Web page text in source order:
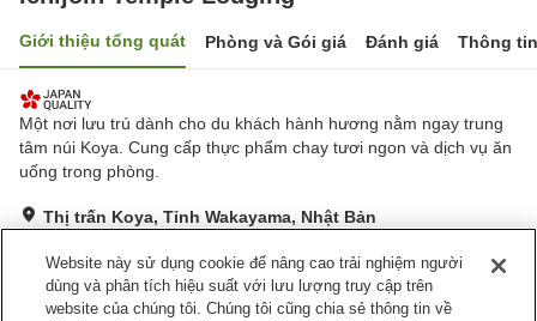
Giới thiệu tổng quát Phòng và Gói giá Đánh giá Thông
Một nơi lưu trú dành cho du khách hành hương nằm ngay trung
tâm núi Koya. Cung cấp thực phẩm chay tươi ngon và dịch vụ ăn
uống trong phòng.
Thị trấn Koya, Tỉnh Wakayama, Nhật Bản
Xuất sắc Đánh giá:119lượt
Website này sử dụng cookie để nâng cao trải nghiệm người
dùng và phân tích hiệu suất với lưu lượng truy cập trên
website của chúng tôi. Chúng tôi cũng chia sẻ thông tin về